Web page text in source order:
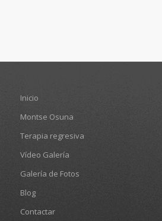
Inicio
Montse Osuna
Terapia regresiva
Vídeo Galería
Galería de Fotos
Blog
Contactar